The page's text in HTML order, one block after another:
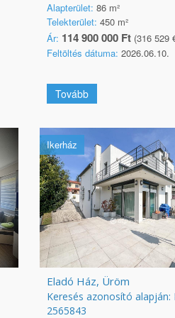
Alapterület: 86 m²
Telekterület: 450 m²
Ár: 114 900 000 Ft (316 529
Feltöltés dátuma: 2026.06.10.
Tovább
Ikerház
Eladó Ház, Üröm
Keresés azonosító alapján:
2565843